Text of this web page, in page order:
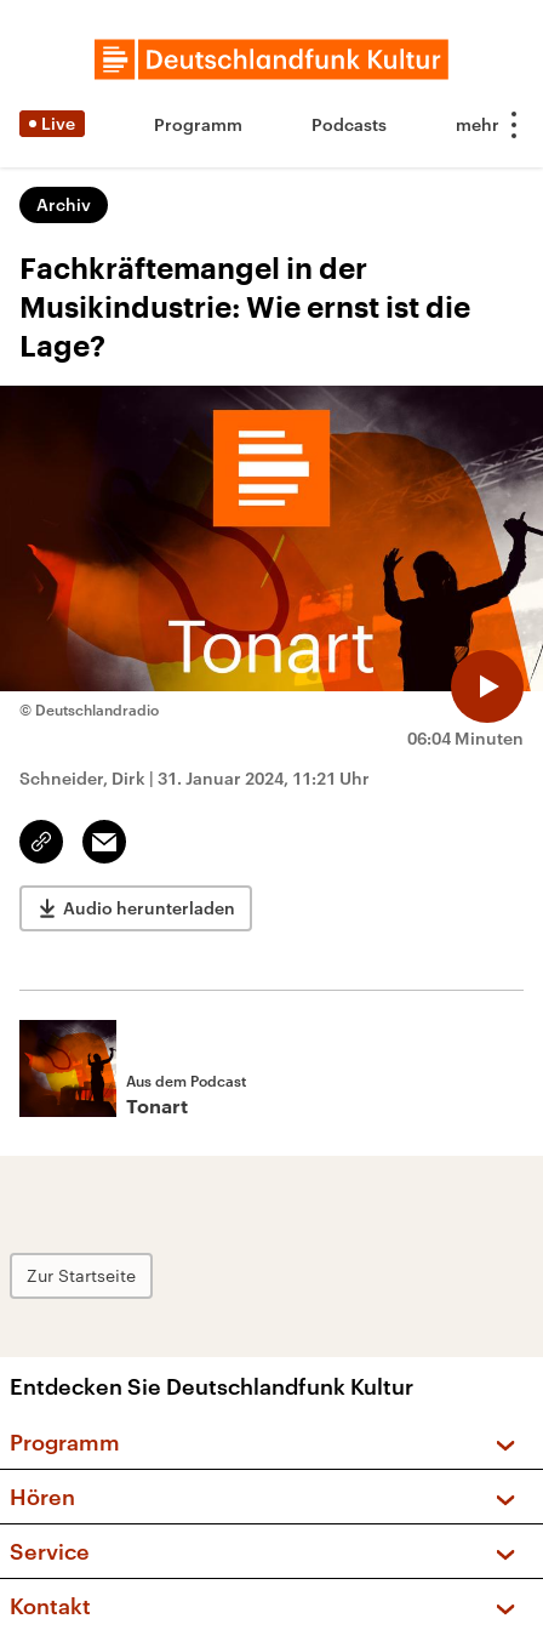
Live Programm Podcasts
Archiv
Fachkräftemangel in der
Musikindustrie: Wie ernst ist die
Lage?
06:04 Minuten
© Deutschlandradio
Schneider, Dirk | 31. Januar 2024, 11:21 Uhr
Link
kopieren/teilen
Email
Audio herunterladen
Aus dem Podcast
Tonart
Zur Startseite
Entdecken Sie Deutschlandfunk Kultur
Programm
Sendungen und Podcasts
Musikliste
Kakadu – Das Kinderprogramm
Hören
Frequenzen (UKW + DAB+)
Service
FAQ
Kontakt